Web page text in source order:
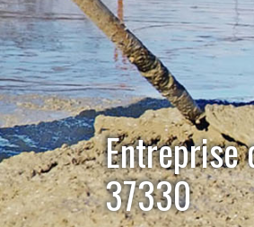
Entreprise
37330